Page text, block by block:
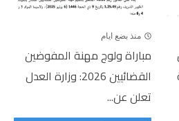
منذ بضع ايام
مباراة ولوج مهنة المفوضين
القضائيين 2026: وزارة العدل
تعلن عن...